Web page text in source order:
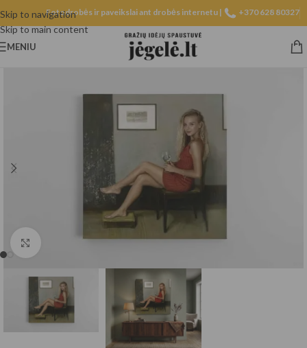
Skip to navigation
Skip to main content
Fotodrobės ir paveikslai ant drobės internetu | +370 628 80327
MENIU
Spustelėkite, norėdami padidinti